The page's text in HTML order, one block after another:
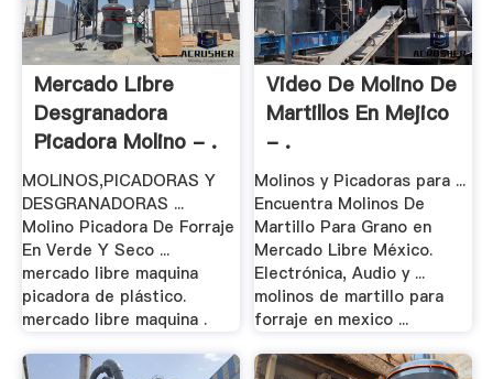
Mercado Libre
Desgranadora
Picadora Molino - .
MOLINOS,PICADORAS Y
DESGRANADORAS ...
Molino Picadora De Forraje
En Verde Y Seco ...
mercado libre maquina
picadora de plástico.
mercado libre maquina .
Video De Molino De
Martillos En Mejico
- .
Molinos y Picadoras para ...
Encuentra Molinos De
Martillo Para Grano en
Mercado Libre México.
Electrónica, Audio y ...
molinos de martillo para
forraje en mexico ...